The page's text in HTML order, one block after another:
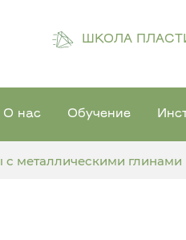
ШКОЛА
О нас Обучение
с металлическими глинами